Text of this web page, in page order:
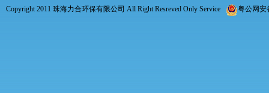
Copyright 2011 珠海力合环保有限公司 All Right Resreved Only Service 粤公网安